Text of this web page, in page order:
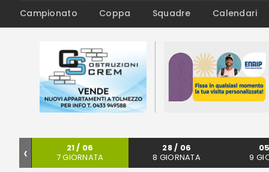
Campionato Coppa Squadre Calendari
21 / 06
7 GIORNATA
28 / 06
8 GIORNATA
9
‹